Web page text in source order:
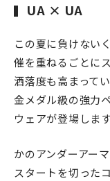
UA × UA
この夏に負けない
催を重ねるごとに
洒落度も高まって
金メダル級の強力
ウェアが登場します
かのアンダーアー
スタートを切った